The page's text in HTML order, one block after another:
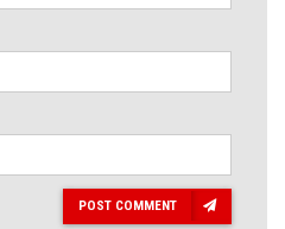
POST COMMENT